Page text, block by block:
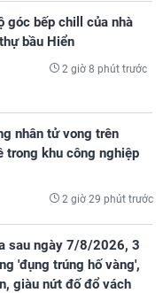
góc bếp chill của nhà
bầu Hiển
2 giờ 8 phút trước
nhân tử vong trên
trong khu công nghiệp
2 giờ 29 phút trước
sau ngày 7/8/2026, 3
'đụng trúng hố vàng',
giàu nứt đố đổ vách